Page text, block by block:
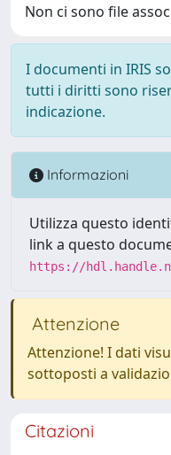
Non ci sono file
I documenti in IRIS
tutti i diritti sono
indicazione.
Informazioni
Utilizza questo
link a questo
https://
Attenzione
Attenzione! I dati
sottoposti a
Citazioni